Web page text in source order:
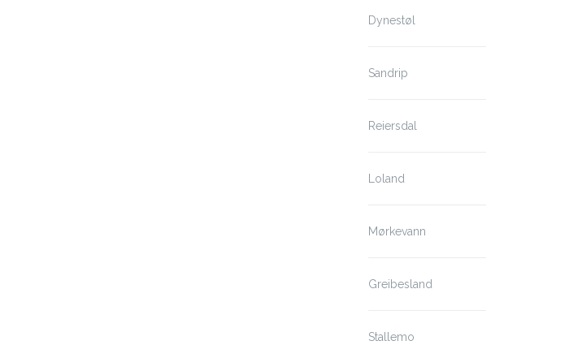
Dynestøl
Sandrip
Reiersdal
Loland
Mørkevann
Greibesland
Stallemo